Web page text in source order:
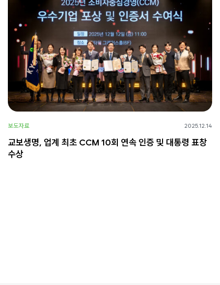
보도자료 2025.12.14
교보생명, 업계 최초 CCM 10회 연속 인증 및 대통령 표창
수상